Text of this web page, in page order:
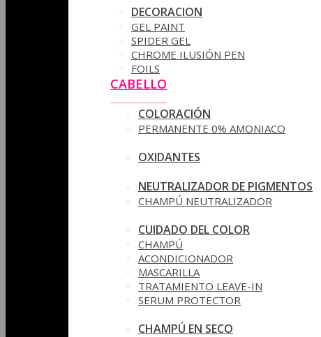
DECORACION
GEL PAINT
SPIDER GEL
CHROME ILUSIÓN PEN
FOILS
CABELLO
COLORACIÓN
PERMANENTE 0% AMONIACO
OXIDANTES
NEUTRALIZADOR DE PIGMENTOS
CHAMPÚ NEUTRALIZADOR
CUIDADO DEL COLOR
CHAMPÚ
ACONDICIONADOR
MASCARILLA
TRATAMIENTO LEAVE-IN
SERUM PROTECTOR
CHAMPÚ EN SECO